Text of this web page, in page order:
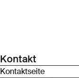
Kontakt
Kontaktseite